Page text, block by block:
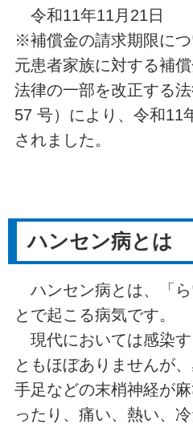
令和11年11月21日
※補償金の請求期限に
元患者家族に対する補
法律の一部を改正する
57 号）により、令和11
されました。
ハンセン病とは
ハンセン病とは、「ら
とで起こる病気です。
現代においては感染す
ともほぼありませんが
手足などの末梢神経が
ったり、痛い、熱い、